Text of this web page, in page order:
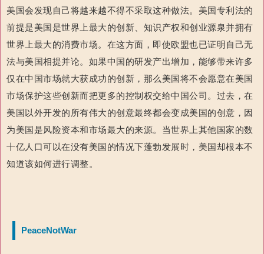
美国会发现自己将越来越不得不采取这种做法。美国专利法的
前提是美国是世界上最大的创新、知识产权和创业源泉并拥有
世界上最大的消费市场。在这方面，即使欧盟也已证明自己无
法与美国相提并论。如果中国的研发产出增加，能够带来许多
仅在中国市场就大获成功的创新，那么美国将不会愿意在美国
市场保护这些创新而把更多的控制权交给中国公司。过去，在
美国以外开发的所有伟大的创意最终都会变成美国的创意，因
为美国是风险资本和市场最大的来源。当世界上其他国家的数
十亿人口可以在没有美国的情况下蓬勃发展时，美国却根本不
知道该如何进行调整。
PeaceNotWar